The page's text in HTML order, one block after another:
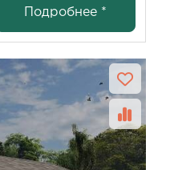
Подробнее *